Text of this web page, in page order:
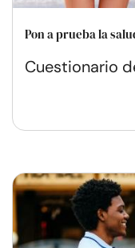
Pon a prueba la
Cuestionario